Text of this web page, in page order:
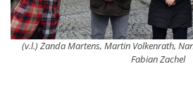
(v.l.) Zanda Martens, Martin Volkenrath,
Fabian Zachel